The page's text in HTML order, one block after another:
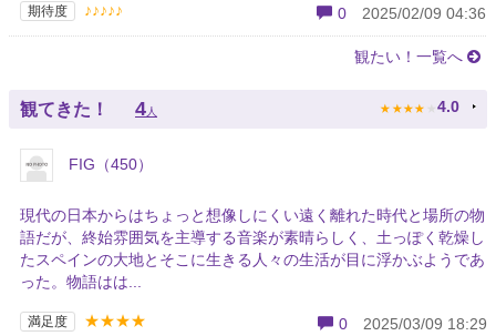
期待度 ♪♪♪♪♪ 0 2025/02/09 04:36
観たい！一覧へ
観てきた！ 4 人 ★ ★ ★ ★ ★ 4.0
FIG（450）
現代の日本からはちょっと想像しにくい遠く離れた時代と場所の物
語だが、終始雰囲気を主導する音楽が素晴らしく、土っぽく乾燥し
たスペインの大地とそこに生きる人々の生活が目に浮かぶようであ
った。物語はは...
満足度 ★★★★ 0 2025/03/09 18:29